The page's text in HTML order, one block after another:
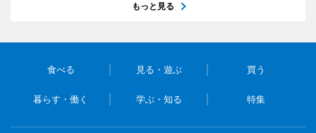
もっと見る
食べる 見る・遊ぶ 買う
暮らす・働く 学ぶ・知る 特集